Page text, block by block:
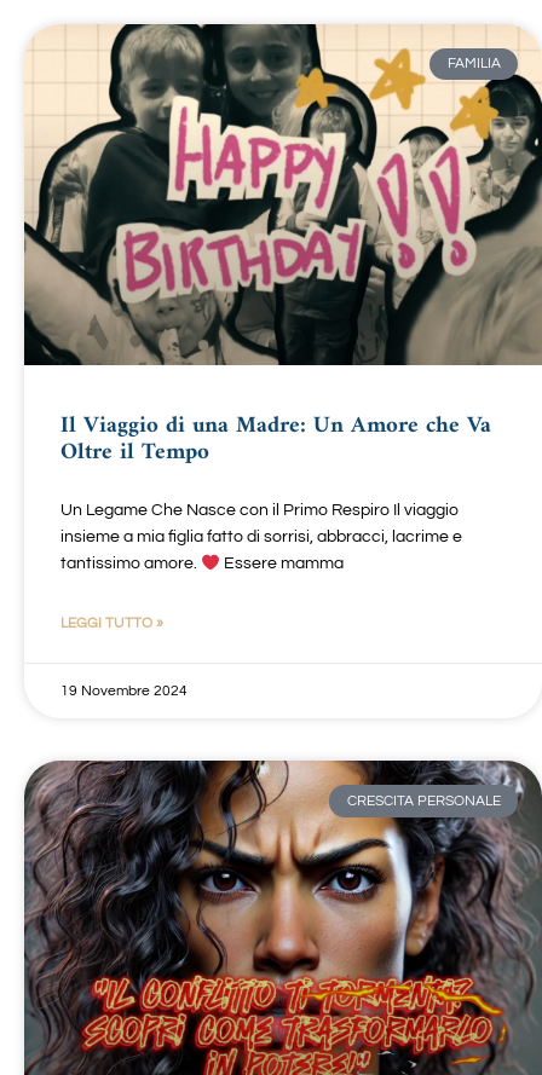
FAMILIA
Il Viaggio di una Madre: Un Amore che Va
Oltre il Tempo
Un Legame Che Nasce con il Primo Respiro Il viaggio
insieme a mia figlia fatto di sorrisi, abbracci, lacrime e
tantissimo amore.
Essere mamma
LEGGI TUTTO »
19 Novembre 2024
CRESCITA PERSONALE